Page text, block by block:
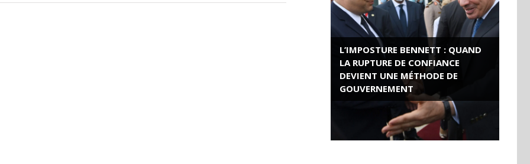
L’IMPOSTURE BENNETT : QUAND
LA RUPTURE DE CONFIANCE
DEVIENT UNE MÉTHODE DE
GOUVERNEMENT
ROSE VALLAND, HEROÏNE DE LA
RESISTANCE FRANÇAISE